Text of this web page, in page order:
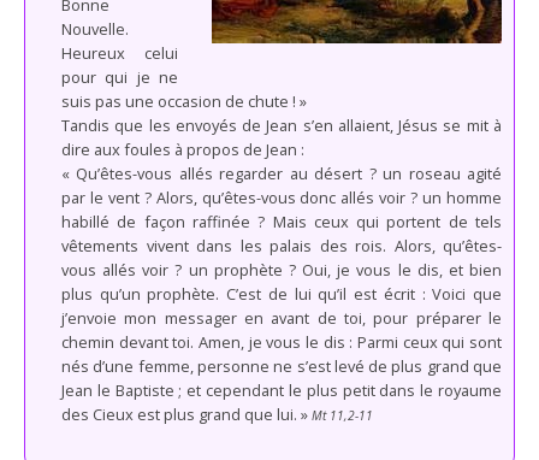
Bonne
Nouvelle.
Heureux celui
pour qui je ne
suis pas une occasion de chute ! »
Tandis que les envoyés de Jean s’en allaient, Jésus se mit à
dire aux foules à propos de Jean :
« Qu’êtes-vous allés regarder au désert ? un roseau agité
par le vent ? Alors, qu’êtes-vous donc allés voir ? un homme
habillé de façon raffinée ? Mais ceux qui portent de tels
vêtements vivent dans les palais des rois. Alors, qu’êtes-
vous allés voir ? un prophète ? Oui, je vous le dis, et bien
plus qu’un prophète. C’est de lui qu’il est écrit : Voici que
j’envoie mon messager en avant de toi, pour préparer le
chemin devant toi. Amen, je vous le dis : Parmi ceux qui sont
nés d’une femme, personne ne s’est levé de plus grand que
Jean le Baptiste ; et cependant le plus petit dans le royaume
des Cieux est plus grand que lui. » Mt 11,2-11